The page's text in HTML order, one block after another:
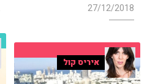
27/12/2018
איריס קול